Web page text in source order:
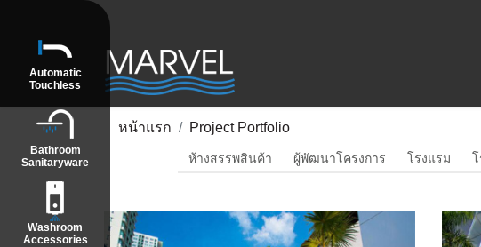
หน้าแรก Project Portfolio
ห้างสรรพสินค้า ผู้พัฒนาโครงการ โรงแรม
Automatic
Touchless
Bathroom
Sanitaryware
Washroom
Accessories